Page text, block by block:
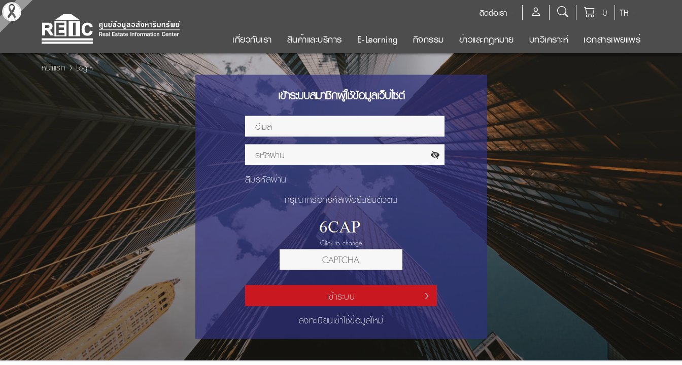
TH
0
ติดต่อเรา
เกี่ยวกับเรา สินค้าและบริการ E-Learning กิจกรรม ข่าวและกฎหมาย บทวิเคราะห์ เอกสารเผยแพร่
หน้าแรก Login
เข้าระบบสมาชิกผู้ใช้ข้อมูลเว็บไซต์
ลืมรหัสผ่าน
กรุณากรอกรหัสเพื่อยืนยันตัวตน
Click to change
เข้าระบบ
ลงทะเบียนเข้าใช้ข้อมูลใหม่